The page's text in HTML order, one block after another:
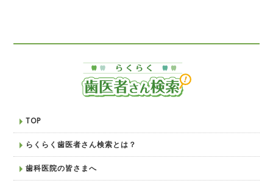
TOP
らくらく歯医者さん検索とは？
歯科医院の皆さまへ